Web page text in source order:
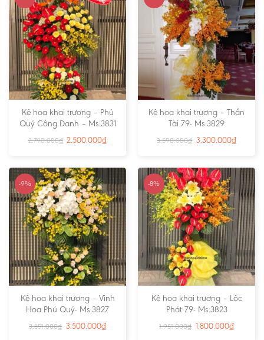
Kệ hoa khai trương – Phú
Quý Công Danh – Ms:3831
2.790.000₫ 2.500.000₫
Kệ hoa khai trương – Thần
Tài 79- Ms:3829
3.590.000₫ 3.300.000₫
-9%
Kệ hoa khai trương – Vinh
Hoa Phú Quý- Ms:3827
3.851.000₫ 3.500.000₫
-8%
Kệ hoa khai trương – Lộc
Phát 79- Ms:3823
1.951.000₫ 1.800.000₫